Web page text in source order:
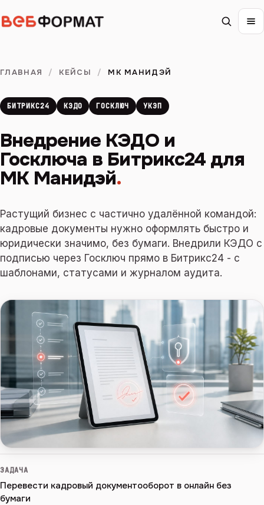
ГЛАВНАЯ / КЕЙСЫ / МК МАНИДЭЙ
БИТРИКС24 КЭДО ГОСКЛЮЧ УКЭП
Внедрение КЭДО и
Госключа в Битрикс24 для
МК Манидэй.
Растущий бизнес с частично удалённой командой:
кадровые документы нужно оформлять быстро и
юридически значимо, без бумаги. Внедрили КЭДО с
подписью через Госключ прямо в Битрикс24 - с
шаблонами, статусами и журналом аудита.
ЗАДАЧА
Перевести кадровый документооборот в онлайн без
бумаги